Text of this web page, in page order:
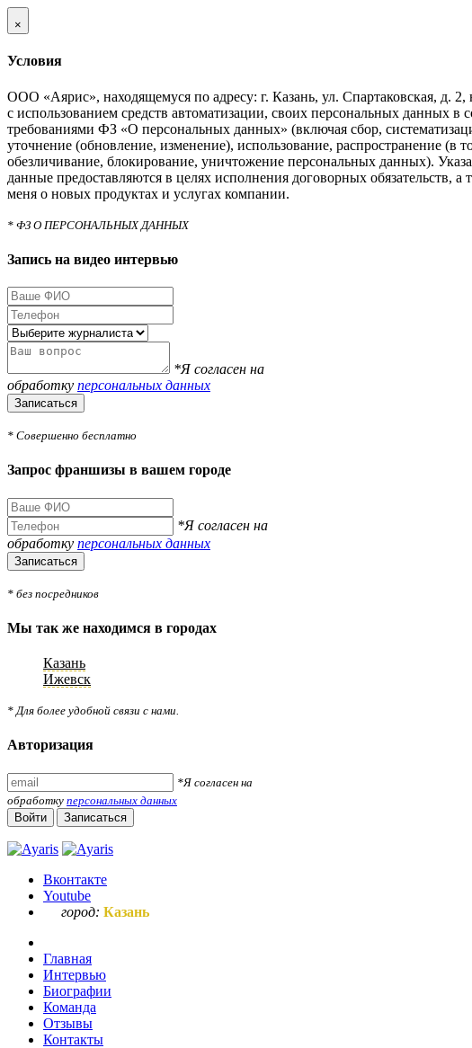
×
Условия
ООО «Аярис», находящемуся по адресу: г. Казань, ул. Спартаковская, д. 2,
с использованием средств автоматизации, своих персональных данных в
требованиями ФЗ «О персональных данных» (включая сбор,
уточнение (обновление, изменение), использование, распространение (в
обезличивание, блокирование, уничтожение персональных данных).
данные предоставляются в целях исполнения договорных обязательств,
меня о новых продуктах и услугах компании.
* ФЗ О ПЕРСОНАЛЬНЫХ ДАННЫХ
Запись на видео интервью
*Я согласен на
обработку персональных данных
Записаться
* Совершенно бесплатно
Запрос франшизы в вашем городе
*Я согласен на
обработку персональных данных
Записаться
* без посредников
Мы так же находимся в городах
Казань
Ижевск
* Для более удобной связи с нами.
Авторизация
*Я согласен на
обработку персональных данных
Войти
Записаться
Вконтакте
Youtube
город: Казань
Главная
Интервью
Биографии
Команда
Отзывы
Контакты